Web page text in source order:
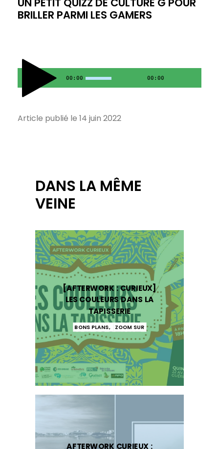
BRILLER PARMI LES GAMERS
00:00 00:00
Article publié le 14 juin 2022
DANS LA MÊME
VEINE
[AFTERWORK : CURIEUX]
LES COULEURS DANS LA
TAPISSERIE
BONS PLANS, ZOOM SUR
AFTERWORK CURIEUX :